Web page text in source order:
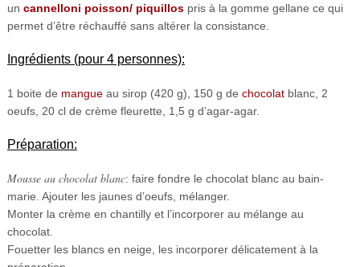
un cannelloni poisson/ piquillospris à la gomme gellane ce qui
permet d’être réchauffé sans altérer la consistance.
Ingrédients (pour 4 personnes):
1 boite de mangueau sirop (420 g), 150 g de chocolatblanc, 2
oeufs, 20 cl de crème fleurette, 1,5 g d’agar-agar.
Préparation:
Mousse au chocolat blanc: faire fondre le chocolat blanc au bain-
marie. Ajouter les jaunes d’oeufs, mélanger.
Monter la crème en chantilly et l’incorporer au mélange au
chocolat.
Fouetter les blancs en neige, les incorporer délicatement à la